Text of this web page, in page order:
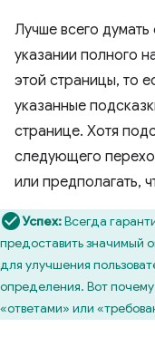
Лучше всего думать
указании полного
этой страницы, то
указанные
странице. Хотя
следующего
или предполагать,
Успех:Всегда
предоставить значимый
для улучшения
определения. Вот
«ответами» или